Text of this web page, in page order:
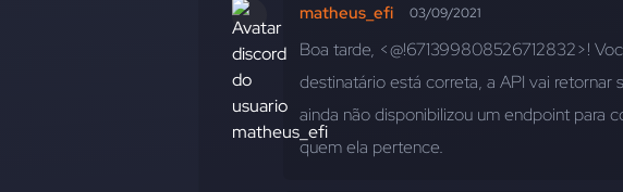
matheus_efi 03/09/2021
Boa tarde, <@!671399808526712832>!
destinatário está correta, a API vai
ainda não disponibilizou um endpoint para
quem ela pertence.